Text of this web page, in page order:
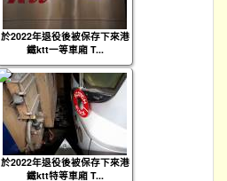
於2022年退役後被保存下來港
鐵ktt一等車廂 T...
於2022年退役後被保存下來港
鐵ktt特等車廂 T...